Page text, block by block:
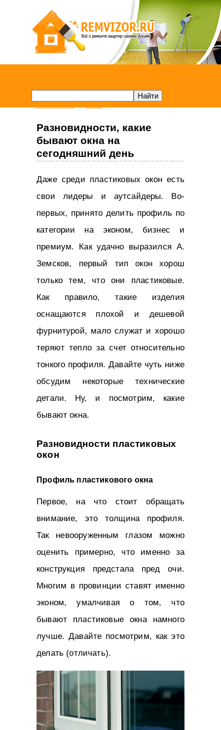
Разновидности, какие
бывают окна на
сегодняшний день
Даже среди пластиковых окон есть
свои лидеры и аутсайдеры. Во-
первых, принято делить профиль по
категории на эконом, бизнес и
премиум. Как удачно выразился А.
Земсков, первый тип окон хорош
только тем, что они пластиковые.
Как правило, такие изделия
оснащаются плохой и дешевой
фурнитурой, мало служат и хорошо
теряют тепло за счет относительно
тонкого профиля. Давайте чуть ниже
обсудим некоторые технические
детали. Ну, и посмотрим, какие
бывают окна.
Разновидности пластиковых
окон
Профиль пластикового окна
Первое, на что стоит обращать
внимание, это толщина профиля.
Так невооруженным глазом можно
оценить примерно, что именно за
конструкция предстала пред очи.
Многим в провинции ставят именно
эконом, умалчивая о том, что
бывают пластиковые окна намного
лучше. Давайте посмотрим, как это
делать (отличать).